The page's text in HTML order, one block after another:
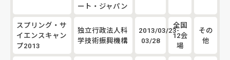
ート・ジャパン
スプリング・サ
イエンスキャン
プ2013
独立行政法人科
学技術振興機構
2013/03/23-
03/28
全国
12会
場
その
他